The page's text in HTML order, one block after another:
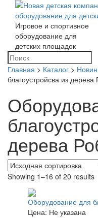
Игровое и спортивное
оборудование для
детских площадок
Главная > Каталог >
благоустройсва из дерева
дерева
Showing 1–16 of 20 results
Оборудование для
Цена: Не указана